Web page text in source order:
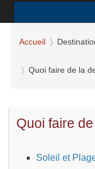
Accueil
Quoi faire de la
Quoi faire
Soleil et